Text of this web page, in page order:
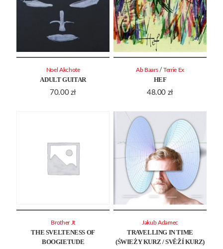
ADULT GUITAR
70.00 zł
Noel Akchote
HEF
48.00 zł
Ab Baars / Terrie Ex
THE SVELTENESS OF
BOOGIETUDE
Brother Jt
TRAVELLING IN TIME
(ŚWIEŻY KURZ / SVĚŽÍ KURZ)
Jakub Adamec